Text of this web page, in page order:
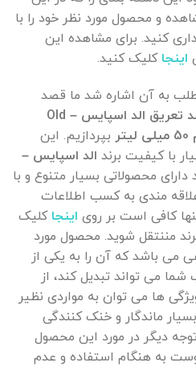
و محصول مورد نظر خود را با
کنید. برای مشاهده این
اینجا کلیک کنید.
به آن اشاره شد ما قصد
استیک ضد تعریق الد اسپایس – Old
بپردازیم. این
با کیفیت برند الد اسپایس –
محصولاتی بسیار متنوع و با
مندی به کسب اطلاعات
کافی است بر روی اینجا کلیک
مننتقل شوید. محصول مورد
می باشد که آن را به یکی از
می تواند تبدیل کند، از
ها می توان به مواردی نظیر
ماندگار و خنک کنندگی
دیگر در مورد این محصول
به هنگام استفاده و عدم